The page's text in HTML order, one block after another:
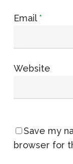
Email*
Website
Save my
browser for